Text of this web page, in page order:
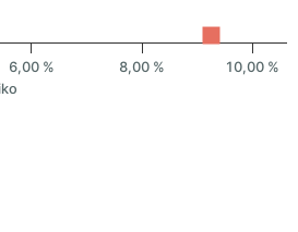
6,00 % 8,00 % 10,00 %